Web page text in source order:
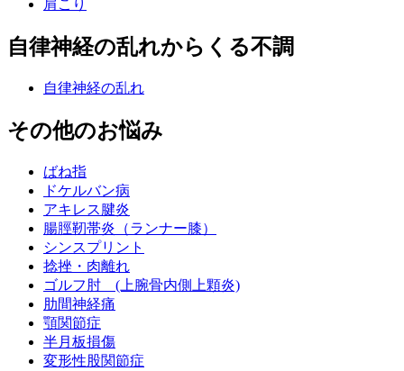
肩こり
自律神経の乱れからくる不調
自律神経の乱れ
その他のお悩み
ばね指
ドケルバン病
アキレス腱炎
腸脛靭帯炎（ランナー膝）
シンスプリント
捻挫・肉離れ
ゴルフ肘 (上腕骨内側上顆炎)
肋間神経痛
顎関節症
半月板損傷
変形性股関節症